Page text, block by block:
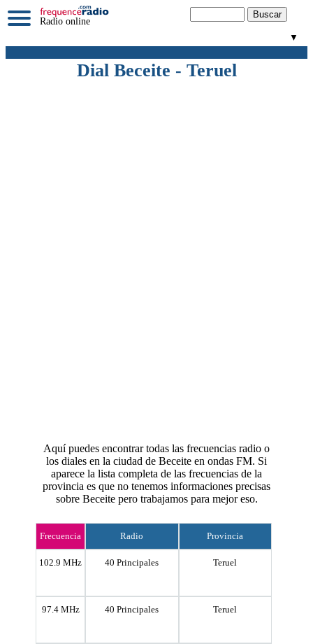
Radio online
▼
Dial Beceite - Teruel
Aquí puedes encontrar todas las frecuencias radio o
los diales en la ciudad de Beceite en ondas FM. Si
aparece la lista completa de las frecuencias de la
provincia es que no tenemos informaciones precisas
sobre Beceite pero trabajamos para mejor eso.
Frecuencia Radio Provincia
102.9 MHz 40 Principales Teruel
97.4 MHz 40 Principales Teruel